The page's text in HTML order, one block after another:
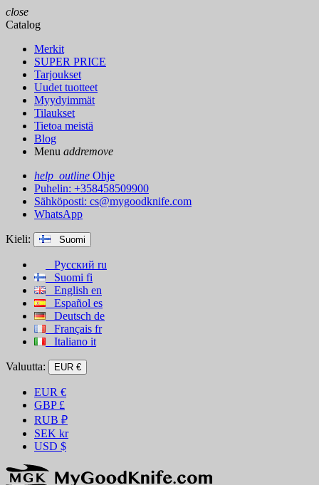
close
Catalog
Merkit
SUPER PRICE
Tarjoukset
Uudet tuotteet
Myydyimmät
Tilaukset
Tietoa meistä
Blog
Menu addremove
help_outline Ohje
Puhelin: +358458509900
Sähköposti: cs@mygoodknife.com
WhatsApp
Kieli: Suomi
Русский ru
Suomi fi
English en
Español es
Deutsch de
Français fr
Italiano it
Valuutta: EUR €
EUR €
GBP £
RUB ₽
SEK kr
USD $